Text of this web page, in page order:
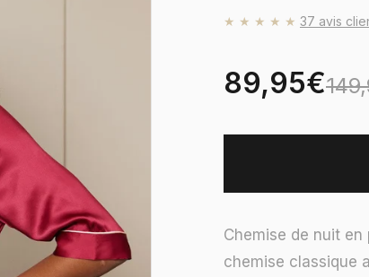
★★★★★ 37 avis
89,95€
Chemise de nuit en
chemise classique